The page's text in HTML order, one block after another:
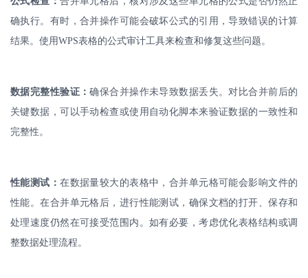
确执行。有时，合并操作可能会破坏公式的引用，导致错误的计算
结果。使用WPS表格的公式审计工具来检查和修复这些问题。
数据完整性验证：确保合并操作未导致数据丢失。对比合并前后的
关键数据，可以手动检查或使用自动化脚本来验证数据的一致性和
完整性。
性能测试：在数据量较大的表格中，合并单元格可能会影响文件的
性能。在合并单元格后，进行性能测试，确保文档的打开、保存和
处理速度仍然在可接受范围内。如有必要，考虑优化表格结构或调
整数据处理流程。